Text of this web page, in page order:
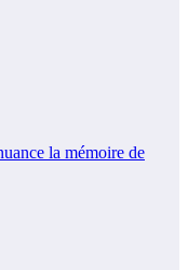
la mémoire de